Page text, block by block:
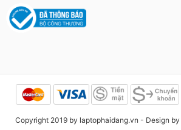
Copyright 2019 by laptophaidang.vn - Design by